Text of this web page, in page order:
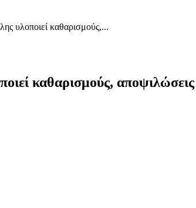
υλοποιεί καθαρισμούς,...
καθαρισμούς,